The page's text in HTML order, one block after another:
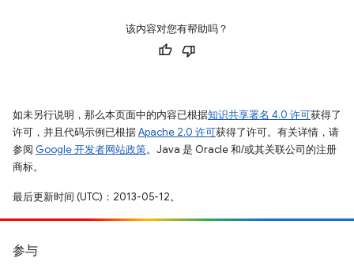
该内容对您有帮助吗？
如未另行说明，那么本页面中的内容已根据知识共享署名 4.0 许可获得了
许可，并且代码示例已根据Apache 2.0 许可获得了许可。有关详情，请
参阅 Google 开发者网站政策。Java 是 Oracle 和/或其关联公司的注册
商标。
最后更新时间 (UTC)：2013-05-12。
参与